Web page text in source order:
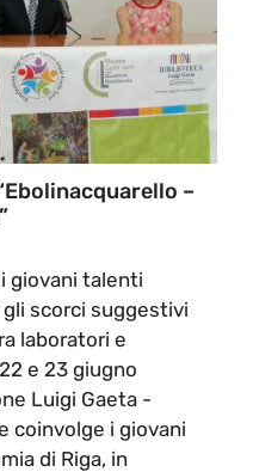
–
i giovani talenti
scorci suggestivi
laboratori e
e 23 giugno
Luigi Gaeta -
coinvolge i giovani
di Riga, in